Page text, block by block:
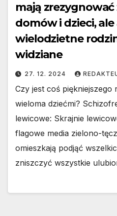
mają zrezygnować
domów i dzieci,
wielodzietne
widziane
27. 12. 2024
Czy jest coś piękniejszego
wieloma dziećmi?
lewicowe: Skrajnie
flagowe media zielono-
omieszkają podjąć
zniszczyć wszystkie